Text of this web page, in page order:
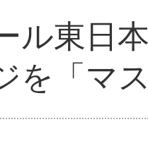
ル東日
を「マ